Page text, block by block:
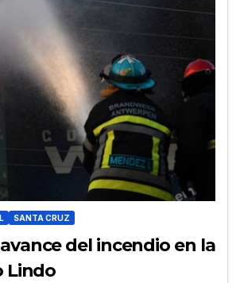
SANTA CRUZ
del incendio en la
Lindo